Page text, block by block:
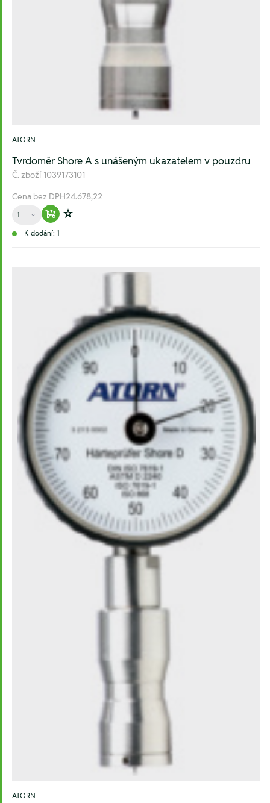
ATORN
Tvrdoměr Shore A s unášeným ukazatelem v pouzdru
Č. zboží 1039173101
Cena bez DPH24.678,22
Množství
Warenkorb hinzufügen
Zur Wunschliste hinzufügen
K dodání: 1
ATORN